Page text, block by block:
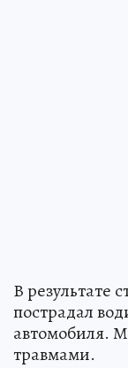
В результате
пострадал
автомобиля.
травмами.